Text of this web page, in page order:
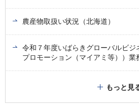
農産物取扱い状況（北海道）
令和７年度いばらきグローバルビジ
プロモーション（マイアミ等））業
もっと見